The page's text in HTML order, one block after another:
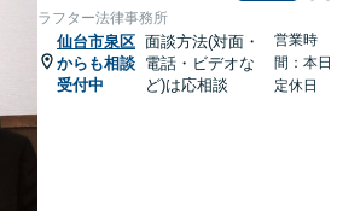
ラフター法律事務所
仙台市泉区
からも相談
受付中
面談方法(対面・
電話・ビデオな
ど)は応相談
営業時
間：本日
定休日